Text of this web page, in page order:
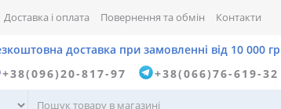
Доставка і оплата Повернення та обмін Контакти
+38(096)20-817-97 +38(066)76-619-32